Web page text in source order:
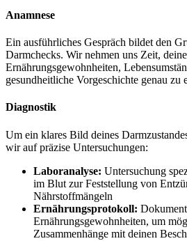
Anamnese
Ein ausführliches Gespräch bildet den
Darmchecks. Wir nehmen uns Zeit,
Ernährungsgewohnheiten,
gesundheitliche Vorgeschichte genau zu
Diagnostik
Um ein klares Bild deines
wir auf präzise Untersuchungen:
Laboranalyse: Untersuchung
im Blut zur Feststellung von
Nährstoffmängeln
Ernährungsprotokoll:
Ernährungsgewohnheiten, um
Zusammenhänge mit deinen